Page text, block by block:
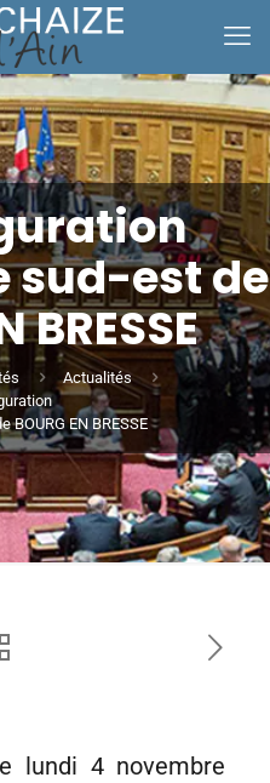
sud-est de
BRESSE
Actualités
BOURG EN BRESSE
lundi 4 novembre